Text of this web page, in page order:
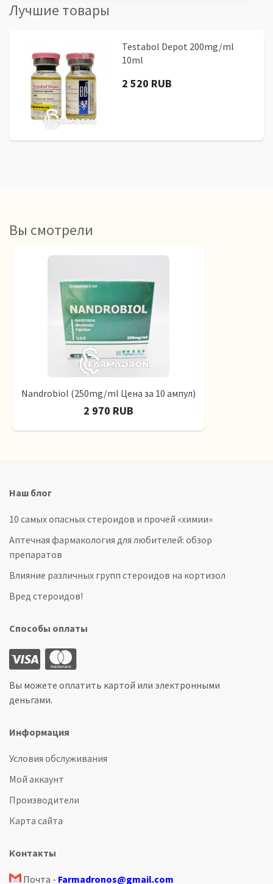
Лучшие товары
Testabol Depot 200mg/ml
10ml
2 520 RUB
Вы смотрели
Nandrobiol (250mg/ml Цена за 10 ампул)
2 970 RUB
Наш блог
10 самых опасных стероидов и прочей «химии»
Аптечная фармакология для любителей: обзор
препаратов
Влияние различных групп стероидов на кортизол
Вред стероидов!
Способы оплаты
Вы можете оплатить картой или электронными
деньгами.
Информация
Условия обслуживания
Мой аккаунт
Производители
Карта сайта
Контакты
Почта - Farmadronos@gmail.com